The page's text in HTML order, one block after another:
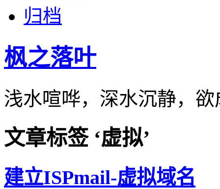
归档
枫之落叶
浅水喧哗，深水沉静，
文章标签 ‘虚拟’
建立ISPmail-虚拟域名